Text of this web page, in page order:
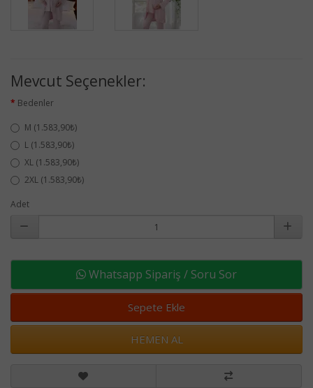
Mevcut Seçenekler:
Bedenler
M (1.583,90₺)
L (1.583,90₺)
XL (1.583,90₺)
2XL (1.583,90₺)
Adet
Whatsapp Sipariş / Soru Sor
Sepete Ekle
HEMEN AL